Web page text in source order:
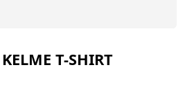
T-SHIRT